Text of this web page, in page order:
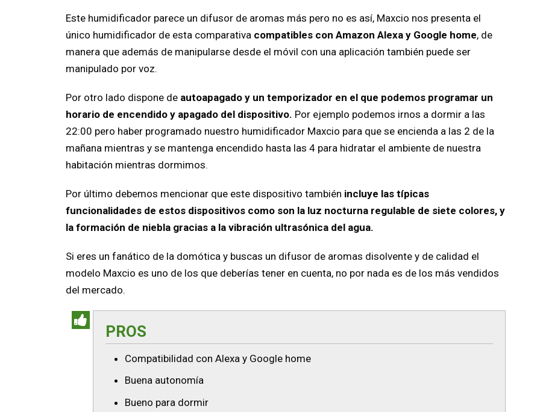
Este humidificador parece un difusor de aromas más pero no es así, Maxcio nos presenta el
único humidificador de esta comparativa compatibles con Amazon Alexa y Google home, de
manera que además de manipularse desde el móvil con una aplicación también puede ser
manipulado por voz.
Por otro lado dispone de autoapagado y un temporizador en el que podemos programar un
horario de encendido y apagado del dispositivo. Por ejemplo podemos irnos a dormir a las
22:00 pero haber programado nuestro humidificador Maxcio para que se encienda a las 2 de la
mañana mientras y se mantenga encendido hasta las 4 para hidratar el ambiente de nuestra
habitación mientras dormimos.
Por último debemos mencionar que este dispositivo también incluye las típicas
funcionalidades de estos dispositivos como son la luz nocturna regulable de siete colores, y
la formación de niebla gracias a la vibración ultrasónica del agua.
Si eres un fanático de la domótica y buscas un difusor de aromas disolvente y de calidad el
modelo Maxcio es uno de los que deberías tener en cuenta, no por nada es de los más vendidos
del mercado.
PROS
Compatibilidad con Alexa y Google home
Buena autonomía
Bueno para dormir